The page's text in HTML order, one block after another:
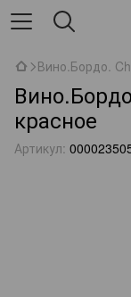
Вино.Бордо.
красное
Артикул: